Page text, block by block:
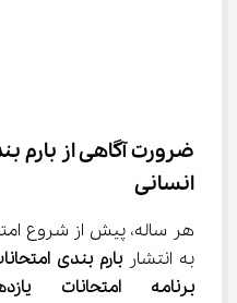
ضرورت آگاهی از بارم
انسانی
هر ساله، پیش از شروع
به انتشار بارم بندی
برنامه امتحانات